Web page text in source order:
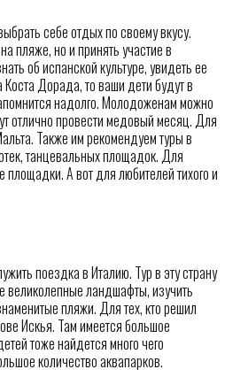
себе отдых по своему вкусу.
пляже, но и принять участие в
об испанской культуре, увидеть ее
Дорада, то ваши дети будут в
надолго. Молодоженам можно
отлично провести медовый месяц. Для
Также им рекомендуем туры в
танцевальных площадок. Для
А вот для любителей тихого и
поездка в Италию. Тур в эту страну
великолепные ландшафты, изучить
пляжи. Для тех, кто решил
Искья. Там имеется большое
тоже найдется много чего
количество аквапарков.